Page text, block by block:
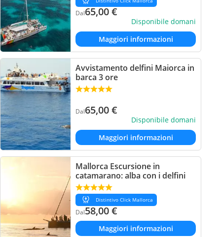
Dal65,00€
Disponibile domani
Maggiori informazioni
Avvistamento delfini Maiorca in
barca 3 ore
Dal65,00€
Disponibile domani
Maggiori informazioni
Mallorca Escursione in
catamarano: alba con i delfini
Distintivo Click Mallorca
Dal58,00€
Maggiori informazioni